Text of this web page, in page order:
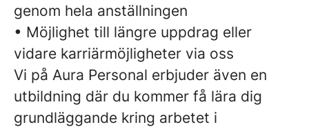
genom hela anställningen
• Möjlighet till längre uppdrag eller
vidare karriärmöjligheter via oss
Vi på Aura Personal erbjuder även en
utbildning där du kommer få lära dig
grundläggande kring arbetet i